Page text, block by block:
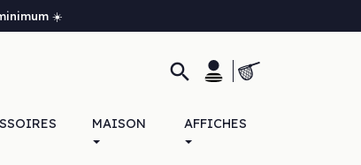
☀️

MAISON AFFICHES